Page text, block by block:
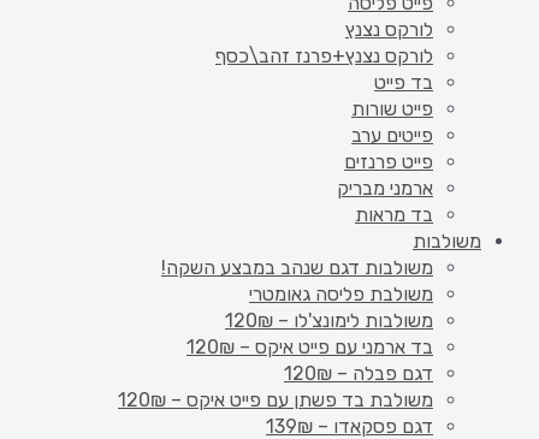
לורקס נצנץ
לורקס נצנץ+פרנז זהב\כסף
בד פייט
פייט שורות
פייטים ערב
פייט פרנזים
ארמני מבריק
בד מראות
משולבות
משולבות דגם שנהב במבצע השקה!
משולבת פליסה גאומטרי
משולבות לימונצ'לו – 120₪
בד ארמני עם פייט איקס – 120₪
דגם פבלה – 120₪
משולבת בד פשתן עם פייט איקס – 120₪
דגם פסקאדו – 139₪